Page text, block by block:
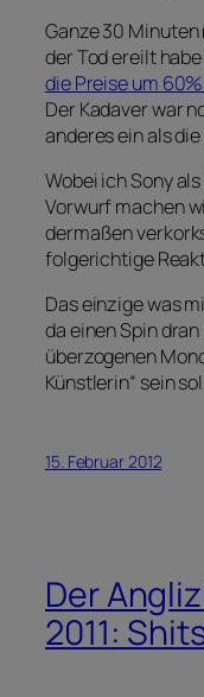
Ganze 30
der Tod ereilt
die Preise um
Der Kadaver war
anderes ein als
Wobei ich Sony
Vorwurf machen
dermaßen
folgerichtige
Das einzige was
da einen Spin
überzogenen
Künstlerin“ sein
15. Februar 2012
Der
2011: